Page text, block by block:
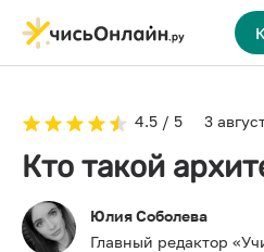
4.5 / 5 3
Кто такой
Юлия Соболева
Главный редактор